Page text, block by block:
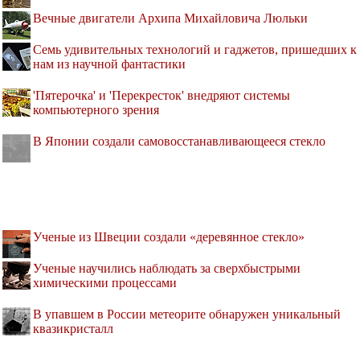
Вечные двигатели Архипа Михайловича Люльки
Семь удивительных технологий и гаджетов, пришедших к
нам из научной фантастики
'Пятерочка' и 'Перекресток' внедряют системы
компьютерного зрения
В Японии создали самовосстанавливающееся стекло
Ученые из Швеции создали «деревянное стекло»
Ученые научились наблюдать за сверхбыстрыми
химическими процессами
В упавшем в России метеорите обнаружен уникальный
квазикристалл